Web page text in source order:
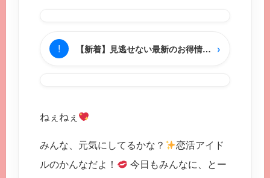
! 【新着】見逃せない最新のお得情報をチェック ›
ねぇねぇ
みんな、元気にしてるかな？
恋活アイド
ルのかんなだよ！
今日もみんなに、とー